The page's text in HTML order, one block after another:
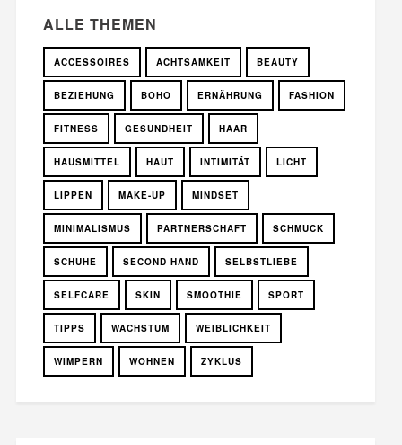
ALLE THEMEN
ACCESSOIRES ACHTSAMKEIT BEAUTY
BEZIEHUNG BOHO ERNÄHRUNG FASHION
FITNESS GESUNDHEIT HAAR
HAUSMITTEL HAUT INTIMITÄT LICHT
LIPPEN MAKE-UP MINDSET
MINIMALISMUS PARTNERSCHAFT SCHMUCK
SCHUHE SECOND HAND SELBSTLIEBE
SELFCARE SKIN SMOOTHIE SPORT
TIPPS WACHSTUM WEIBLICHKEIT
WIMPERN WOHNEN ZYKLUS